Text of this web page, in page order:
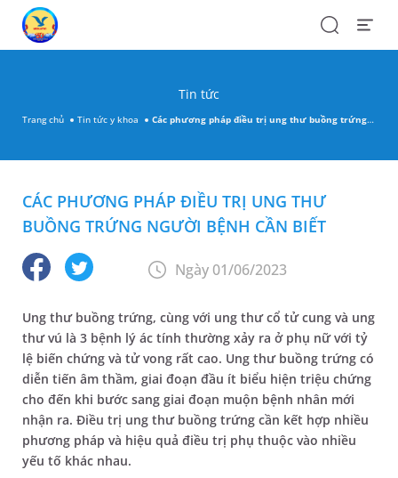
SearchOpen
Tin tức
Trang chủ Tin tức y khoa Các phương pháp điều trị ung thư buồng trứng người bệnh cần biết
CÁC PHƯƠNG PHÁP ĐIỀU TRỊ UNG THƯ
BUỒNG TRỨNG NGƯỜI BỆNH CẦN BIẾT
Ngày 01/06/2023
Ung thư buồng trứng, cùng với ung thư cổ tử cung và ung
thư vú là 3 bệnh lý ác tính thường xảy ra ở phụ nữ với tỷ
lệ biến chứng và tử vong rất cao. Ung thư buồng trứng có
diễn tiến âm thầm, giai đoạn đầu ít biểu hiện triệu chứng
cho đến khi bước sang giai đoạn muộn bệnh nhân mới
nhận ra. Điều trị ung thư buồng trứng cần kết hợp nhiều
phương pháp và hiệu quả điều trị phụ thuộc vào nhiều
yếu tố khác nhau.